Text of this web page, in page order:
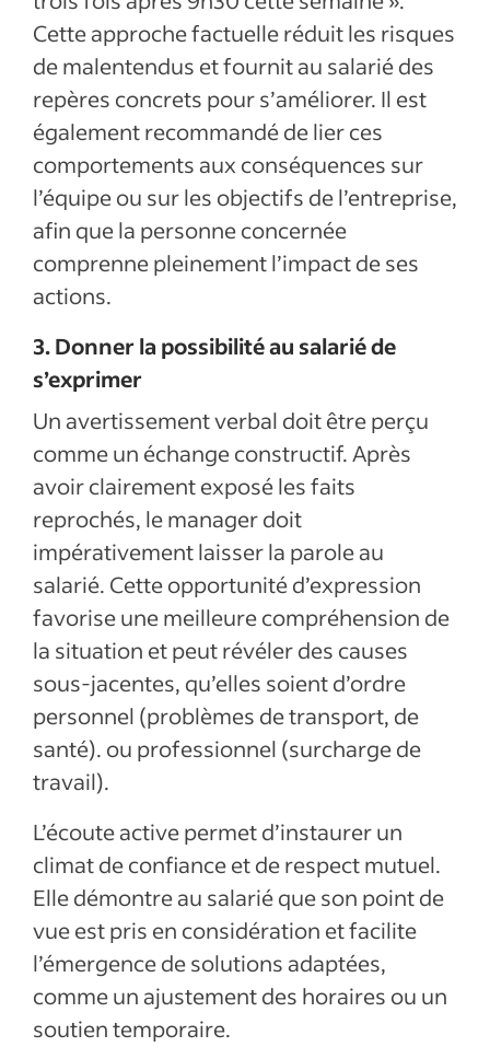
Cette approche factuelle réduit les risques
de malentendus et fournit au salarié des
repères concrets pour s’améliorer. Il est
également recommandé de lier ces
comportements aux conséquences sur
l’équipe ou sur les objectifs de l’entreprise,
afin que la personne concernée
comprenne pleinement l’impact de ses
actions.
3. Donner la possibilité au salarié de
s’exprimer
Un avertissement verbal doit être perçu
comme un échange constructif. Après
avoir clairement exposé les faits
reprochés, le manager doit
impérativement laisser la parole au
salarié. Cette opportunité d’expression
favorise une meilleure compréhension de
la situation et peut révéler des causes
sous-jacentes, qu’elles soient d’ordre
personnel (problèmes de transport, de
santé). ou professionnel (surcharge de
travail).
L’écoute active permet d’instaurer un
climat de confiance et de respect mutuel.
Elle démontre au salarié que son point de
vue est pris en considération et facilite
l’émergence de solutions adaptées,
comme un ajustement des horaires ou un
soutien temporaire.